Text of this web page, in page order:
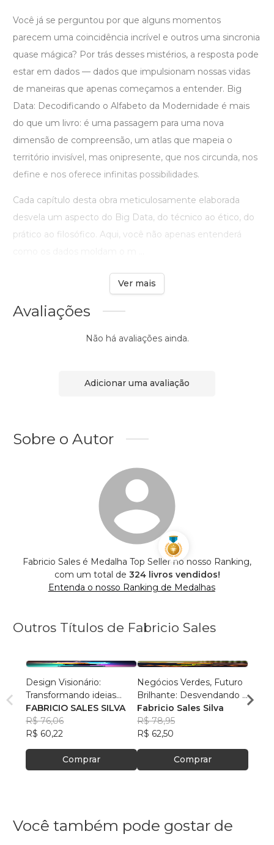
Você já se perguntou por que alguns momentos
parecem uma coincidência incrível e outros uma sincronia
quase mágica? Por trás desses mistérios, a resposta pode
estar em dados — dados que impulsionam nossas vidas
de maneiras que apenas começamos a entender. Big
Data: Decodificando o Alfabeto da Modernidade é mais
do que um livro: é uma passagem para uma nova
dimensão de compreensão, um atlas que mapeia o
território invisível, mas onipresente, que nos circunda, nos
define e nos oferece infinitas possibilidades.
Cada capítulo desta obra meticulosamente elaborada
desvela um aspecto do Big Data, do técnico ao ético, do
prático ao filosófico. Aqui, você não apenas entenderá
Ver mais
Avaliações
Não há avaliações ainda.
Adicionar uma avaliação
Sobre o Autor
Fabricio Sales é Medalha Top Seller no nosso Ranking,
com um total de 324 livros vendidos!
Entenda o nosso Ranking de Medalhas
Outros Títulos de Fabricio Sales
Design Visionário:
Transformando ideias
comuns em negócios
extraordinários
FABRICIO SALES SILVA
R$ 76,06
R$ 60,22
Comprar
Negócios Verdes, Futuro
Brilhante: Desvendando o
Potencial Sustentável
Fabricio Sales Silva
R$ 78,95
R$ 62,50
Comprar
Você também pode gostar de